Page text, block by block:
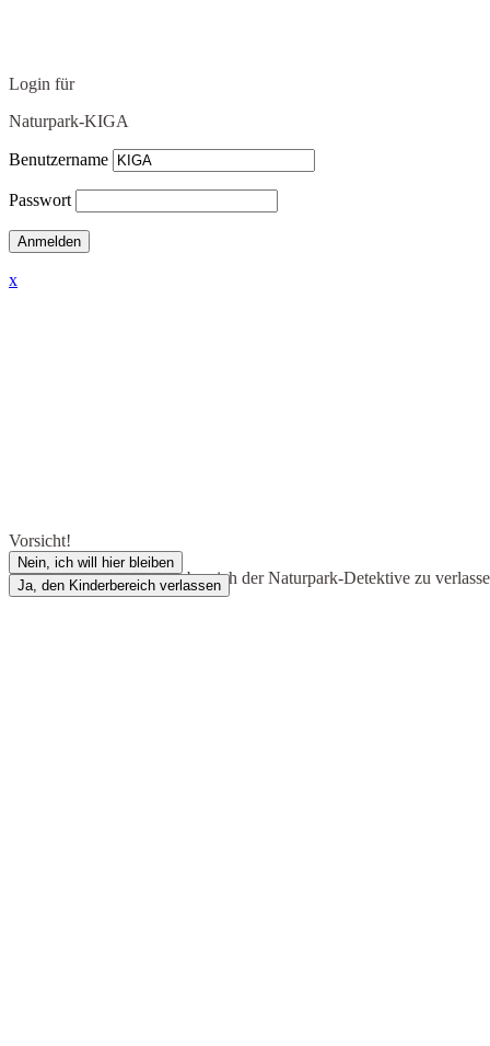
Login für
Naturpark-KIGA
Benutzername
Passwort
x
Vorsicht!
Du bist dabei, den Kinderbereich der Naturpark-Detektive zu
Nein, ich will hier bleiben
Ja, den Kinderbereich verlassen